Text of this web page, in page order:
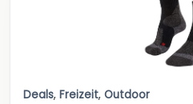
Deals, Freizeit, Outdoor